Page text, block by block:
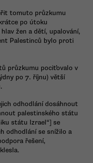
tomuto průzkumu
po útoku
žen a dětí, upalování,
Palestinců bylo proti
průzkumu pociťovalo v
po 7. říjnu) větší
odhodlání dosáhnout
palestinského státu
státu Izrael“] se
odhodlání se snížilo a
řešení,